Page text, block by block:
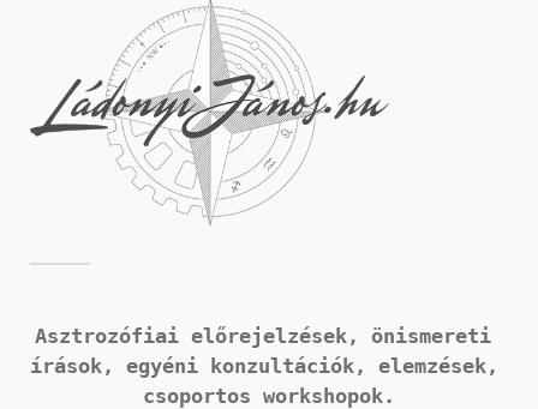
Asztrozófiai előrejelzések, önismereti
írások,
csoportos workshopok.